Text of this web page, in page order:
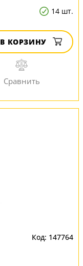
14 шт.
В КОРЗИНУ
147764